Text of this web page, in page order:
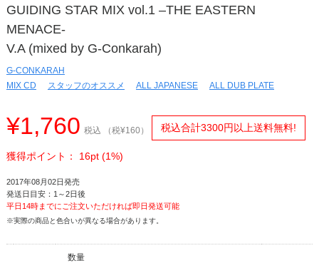
GUIDING STAR MIX vol.1 –THE EASTERN
MENACE-
V.A (mixed by G-Conkarah)
G-CONKARAH
MIX CD
スタッフのオススメ ALL JAPANESE ALL DUB PLATE
¥1,760 税込 （税¥160） 税込合計3300円以上送料無料!
獲得ポイント： 16pt (1%)
2017年08月02日発売
発送日目安：1～2日後
平日14時までにご注文いただければ即日発送可能
※実際の商品と色合いが異なる場合があります。
数量